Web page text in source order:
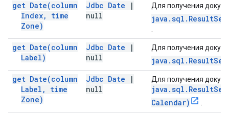
get Date(column
Index,
time
Zone)
Jdbc Date
|
null
Для получения
get Date(column
Label)
Jdbc Date
|
null
Для получения
get Date(column
Label ,
time
Zone)
Jdbc Date
|
null
Для получения
Calendar)